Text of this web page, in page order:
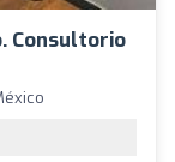
Consultorio